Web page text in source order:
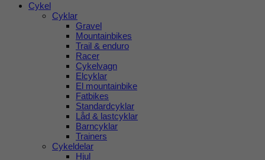
Cykel
Cyklar
Gravel
Mountainbikes
Trail & enduro
Racer
Cykelvagn
Elcyklar
El mountainbike
Fatbikes
Standardcyklar
Låd & lastcyklar
Barncyklar
Trainers
Cykeldelar
Hjul